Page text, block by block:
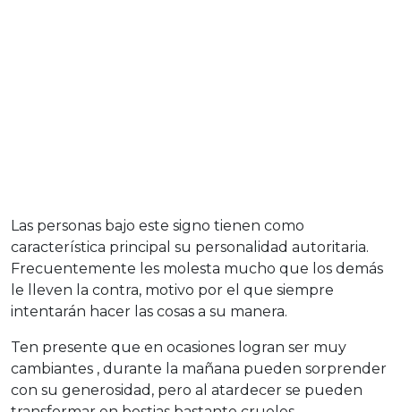
Las personas bajo este signo tienen como
característica principal su personalidad autoritaria.
Frecuentemente les molesta mucho que los demás
le lleven la contra, motivo por el que siempre
intentarán hacer las cosas a su manera.
Ten presente que en ocasiones logran ser muy
cambiantes , durante la mañana pueden sorprender
con su generosidad, pero al atardecer se pueden